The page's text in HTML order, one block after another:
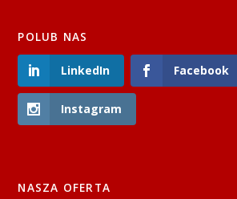
POLUB NAS
LinkedIn Facebook
Instagram
NASZA OFERTA